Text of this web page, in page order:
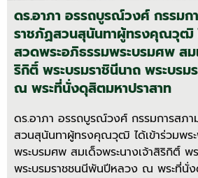
ดร.อาภา อรรถบูรณ์วงศ์ กรรมก
ราชภัฏสวนสุนันทาผู้ทรงคุณวุฒิ
สวดพระอภิธรรมพระบรมศพ สม
ริกิติ์ พระบรมราชินีนาถ พระบร
ณ พระที่นั่งดุสิตมหาปราสาท
ดร.อาภา อรรถบูรณ์วงศ์ กรรมการสภา
สวนสุนันทาผู้ทรงคุณวุฒิ ได้เข้าร่วมพร
พระบรมศพ สมเด็จพระนางเจ้าสิริกิติ์ พ
พระบรมราชชนนีพันปีหลวง ณ พระที่นั่ง